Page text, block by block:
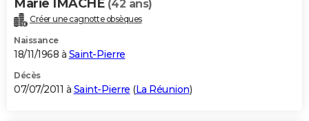
Marie IMACHE (42 ans)
Créer une cagnotte obsèques
Naissance
18/11/1968 à Saint-Pierre
Décès
07/07/2011 à Saint-Pierre (La Réunion)